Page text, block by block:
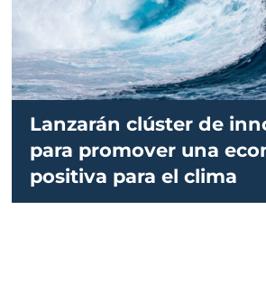
Lanzarán clúster de
para promover una
positiva para el clima